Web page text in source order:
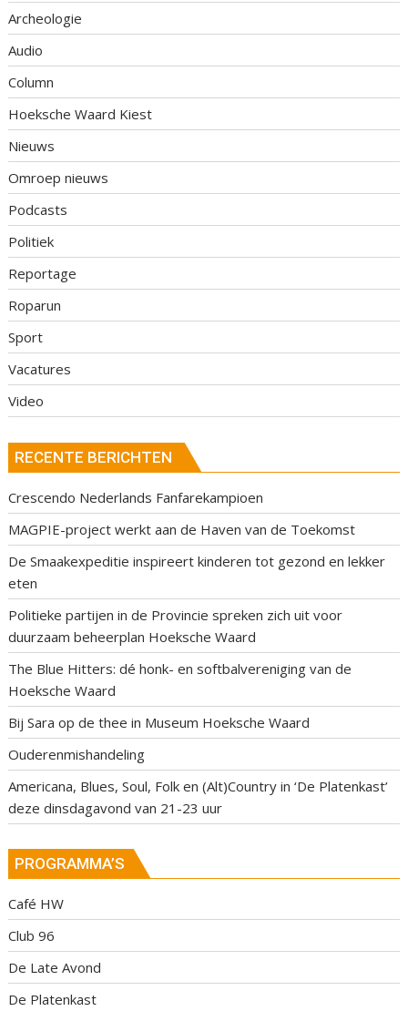
Archeologie
Audio
Column
Hoeksche Waard Kiest
Nieuws
Omroep nieuws
Podcasts
Politiek
Reportage
Roparun
Sport
Vacatures
Video
RECENTE BERICHTEN
Crescendo Nederlands Fanfarekampioen
MAGPIE-project werkt aan de Haven van de Toekomst
De Smaakexpeditie inspireert kinderen tot gezond en lekker
eten
Politieke partijen in de Provincie spreken zich uit voor
duurzaam beheerplan Hoeksche Waard
The Blue Hitters: dé honk- en softbalvereniging van de
Hoeksche Waard
Bij Sara op de thee in Museum Hoeksche Waard
Ouderenmishandeling
Americana, Blues, Soul, Folk en (Alt)Country in ‘De Platenkast’
deze dinsdagavond van 21-23 uur
PROGRAMMA’S
Café HW
Club 96
De Late Avond
De Platenkast